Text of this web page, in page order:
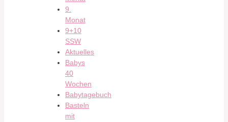
9.
Monat
9+10
SSW
Aktuelles
Babys
40
Wochen
Babytagebuch
Basteln
mit